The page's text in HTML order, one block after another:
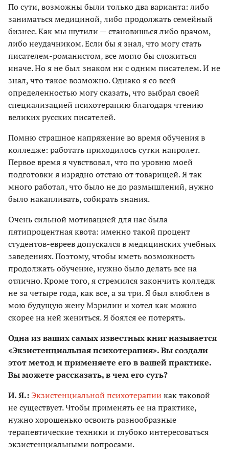
По сути, возможны были только два варианта: либо
заниматься медициной, либо продолжать семейный
бизнес. Как мы шутили — становишься либо врачом,
либо неудачником. Если бы я знал, что могу стать
писателем-романистом, все могло бы сложиться
иначе. Но я не был знаком ни с одним писателем. И не
знал, что такое возможно. Однако я со всей
определенностью могу сказать, что выбрал своей
специализацией психотерапию благодаря чтению
великих русских писателей.
Помню страшное напряжение во время обучения в
колледже: работать приходилось сутки напролет.
Первое время я чувствовал, что по уровню моей
подготовки я изрядно отстаю от товарищей. Я так
много работал, что было не до размышлений, нужно
было накапливать, собирать знания.
Очень сильной мотивацией для нас была
пятипроцентная квота: именно такой процент
студентов-евреев допускался в медицинских учебных
заведениях. Поэтому, чтобы иметь возможность
продолжать обучение, нужно было делать все на
отлично. Кроме того, я стремился закончить колледж
не за четыре года, как все, а за три. Я был влюблен в
мою будущую жену Мэрилин и хотел как можно
скорее на ней жениться. Я боялся ее потерять.
Одна из ваших самых известных книг называется
«Экзистенциальная психотерапия». Вы создали
этот метод и применяете его в вашей практике.
Вы можете рассказать, в чем его суть?
И. Я.: Экзистенциальной психотерапии как таковой
не существует. Чтобы применять ее на практике,
нужно хорошенько освоить разнообразные
терапевтические техники и глубоко интересоваться
экзистенциальными вопросами.